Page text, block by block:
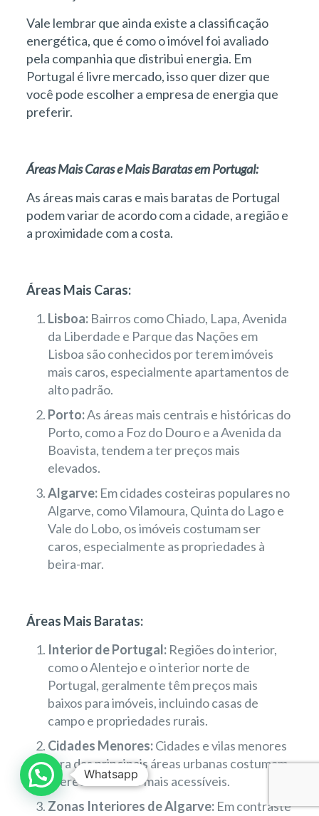
Vale lembrar que ainda existe a classificação
energética, que é como o imóvel foi avaliado
pela companhia que distribui energia. Em
Portugal é livre mercado, isso quer dizer que
você pode escolher a empresa de energia que
preferir.
Áreas Mais Caras e Mais Baratas em Portugal:
As áreas mais caras e mais baratas de Portugal
podem variar de acordo com a cidade, a região e
a proximidade com a costa.
Áreas Mais Caras:
Lisboa:Bairros como Chiado, Lapa, Avenida
da Liberdade e Parque das Nações em
Lisboa são conhecidos por terem imóveis
mais caros, especialmente apartamentos de
alto padrão.
Porto:As áreas mais centrais e históricas do
Porto, como a Foz do Douro e a Avenida da
Boavista, tendem a ter preços mais
elevados.
Algarve:Em cidades costeiras populares no
Algarve, como Vilamoura, Quinta do Lago e
Vale do Lobo, os imóveis costumam ser
caros, especialmente as propriedades à
beira-mar.
Áreas Mais Baratas:
Interior de Portugal:Regiões do interior,
como o Alentejo e o interior norte de
Portugal, geralmente têm preços mais
baixos para imóveis, incluindo casas de
campo e propriedades rurais.
Cidades Menores:Cidades e vilas menores
fora das principais áreas urbanas costumam
oferecer imóveis mais acessíveis.
Zonas Interiores de Algarve:Em contraste
Whatsapp